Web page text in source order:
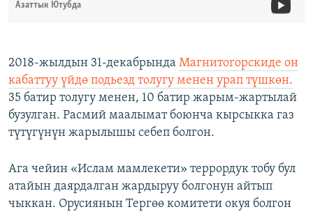
Азаттык Ютубда
2018-жылдын 31-декабрында Магнитогорскиде он
кабаттуу үйдө подьезд толугу менен урап түшкөн.
35 батир толугу менен, 10 батир жарым-жартылай
бузулган. Расмий маалымат боюнча кырсыкка газ
түтүгүнүн жарылышы себеп болгон.
Ага чейин «Ислам мамлекети» террордук тобу бул
атайын даярдалган жардыруу болгонун айтып
чыккан. Орусиянын Тергөө комитети окуя болгон